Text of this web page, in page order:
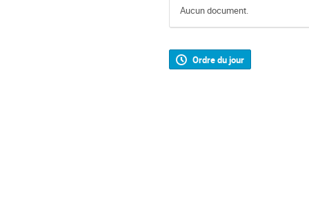
Aucun document.
Ordre du jour